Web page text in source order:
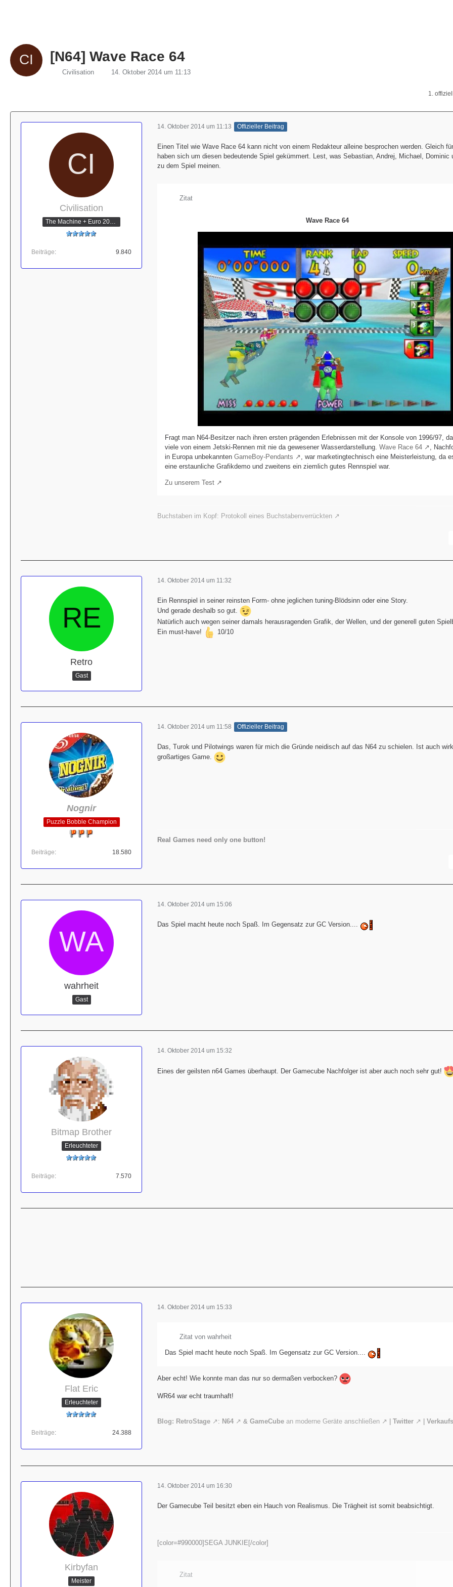
[N64] Wave Race 64
Civilisation 14. Oktober 2014 um 11:13
1.
Civilisation
The Machine + Euro 2012 Champion
Beiträge 9.840
14. Oktober 2014 um 11:13 Offizieller Beitrag
Einen Titel wie Wave Race 64 kann nicht von einem Redakteur alleine besprochen werden. Gleich
haben sich um diesen bedeutende Spiel gekümmert. Lest, was Sebastian, Andrej, Michael, Dominic
zu dem Spiel meinen.
Zitat
Wave Race 64
Fragt man N64-Besitzer nach ihren ersten prägenden Erlebnissen mit der Konsole von 1996/97,
viele von einem Jetski-Rennen mit nie da gewesener Wasserdarstellung. Wave Race 64
,
in Europa unbekannten GameBoy-Pendants
, war marketingtechnisch eine Meisterleistung, da
eine erstaunliche Grafikdemo und zweitens ein ziemlich gutes Rennspiel war.
Zu unserem Test
Buchstaben im Kopf: Protokoll eines Buchstabenverrückten
Retro
Gast
14. Oktober 2014 um 11:32
Ein Rennspiel in seiner reinsten Form- ohne jeglichen tuning-Blödsinn oder eine Story.
Und gerade deshalb so gut.
Natürlich auch wegen seiner damals herausragenden Grafik, der Wellen, und der generell guten
Ein must-have!
10/10
Nognir
Puzzle Bobble Champion
Beiträge 18.580
14. Oktober 2014 um 11:58 Offizieller Beitrag
Das, Turok und Pilotwings waren für mich die Gründe neidisch auf das N64 zu schielen. Ist auch
großartiges Game.
Real Games need only one button!
wahrheit
Gast
14. Oktober 2014 um 15:06
Das Spiel macht heute noch Spaß. Im Gegensatz zur GC Version....
Bitmap Brother
Erleuchteter
Beiträge 7.570
14. Oktober 2014 um 15:32
Eines der geilsten n64 Games überhaupt. Der Gamecube Nachfolger ist aber auch noch sehr gut!
Flat Eric
Erleuchteter
Beiträge 24.388
14. Oktober 2014 um 15:33
Zitat von wahrheit
Das Spiel macht heute noch Spaß. Im Gegensatz zur GC Version....
Aber echt! Wie konnte man das nur so dermaßen verbocken?
WR64 war echt traumhaft!
Blog: RetroStage : N64 & GameCube an moderne Geräte anschließen Twitter
Kirbyfan
Meister
14. Oktober 2014 um 16:30
Der Gamecube Teil besitzt eben ein Hauch von Realismus. Die Trägheit ist somit beabsichtigt.
[color=#990000]SEGA JUNKIE[/color]
Zitat